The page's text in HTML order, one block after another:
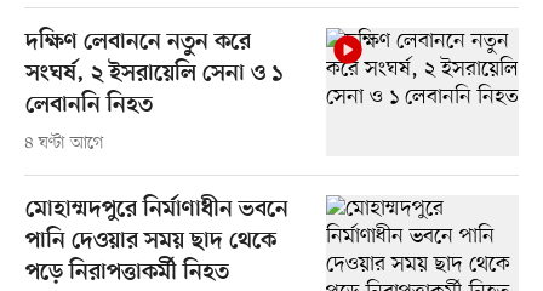
দক্ষিণ লেবাননে নতুন করে
সংঘর্ষ, ২ ইসরায়েলি সেনা ও ১
লেবাননি নিহত
৪ ঘণ্টা আগে
মোহাম্মদপুরে নির্মাণাধীন ভবনে
পানি দেওয়ার সময় ছাদ থেকে
পড়ে নিরাপত্তাকর্মী নিহত